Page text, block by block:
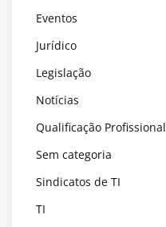
Eventos
Jurídico
Legislação
Notícias
Qualificação Profissional
Sem categoria
Sindicatos de TI
TI